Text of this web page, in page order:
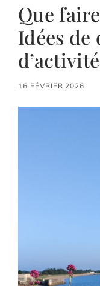
Que
Idées de
16 FÉVRIER 2026